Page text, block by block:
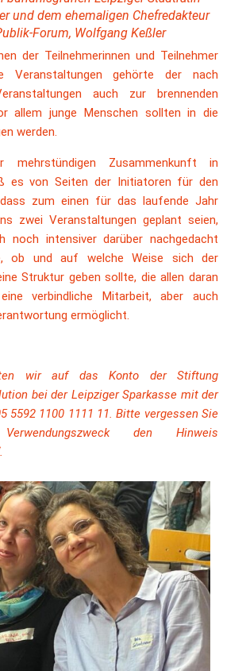
und dem ehemaligen Chefredakteur
Forum, Wolfgang Keßler
der Teilnehmerinnen und Teilnehmer
Veranstaltungen gehörte der nach
auch zur brennenden
allem junge Menschen sollten in die
werden.
mehrstündigen Zusammenkunft in
es von Seiten der Initiatoren für den
dass zum einen für das laufende Jahr
zwei Veranstaltungen geplant seien,
noch intensiver darüber nachgedacht
ob und auf welche Weise sich der
Struktur geben sollte, die allen daran
verbindliche Mitarbeit, aber auch
ermöglicht.
wir auf das Konto der Stiftung
bei der Leipziger Sparkasse mit der
5592 1100 1111 11. Bitte vergessen Sie
den Hinweis